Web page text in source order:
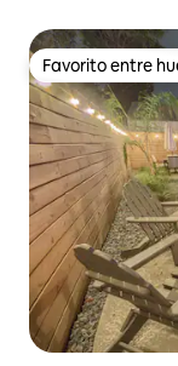
Favorito entre
Favorito entre